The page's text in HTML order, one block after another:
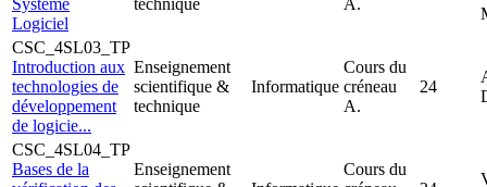
Système
Logiciel
technique
A.
CSC_4SL03_TP
Introduction aux
technologies de
développement
de logicie...
Enseignement
scientifique &
technique
Informatique
Cours du
créneau
A.
24
CSC_4SL04_TP
Bases de la
Enseignement
Cours du